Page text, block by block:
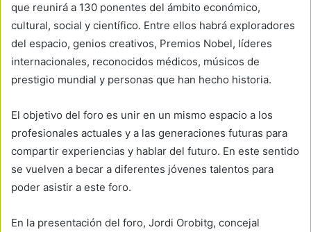
que reunirá a 130 ponentes del ámbito económico,
cultural, social y científico. Entre ellos habrá exploradores
del espacio, genios creativos, Premios Nobel, líderes
internacionales, reconocidos médicos, músicos de
prestigio mundial y personas que han hecho historia.
El objetivo del foro es unir en un mismo espacio a los
profesionales actuales y a las generaciones futuras para
compartir experiencias y hablar del futuro. En este sentido
se vuelven a becar a diferentes jóvenes talentos para
poder asistir a este foro.
En la presentación del foro, Jordi Orobitg, concejal